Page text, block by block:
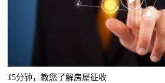
15分钟，教您了解房屋征收